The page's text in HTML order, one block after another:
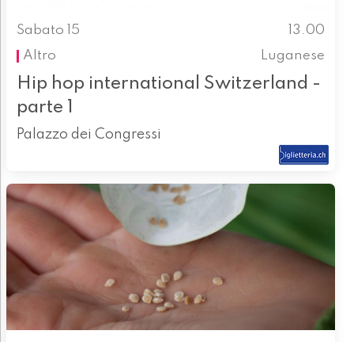
Sabato 15
13.00
Altro
Luganese
Hip hop international Switzerland -
parte 1
Palazzo dei Congressi